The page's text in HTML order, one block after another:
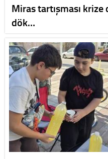
Miras tartışması
dök…